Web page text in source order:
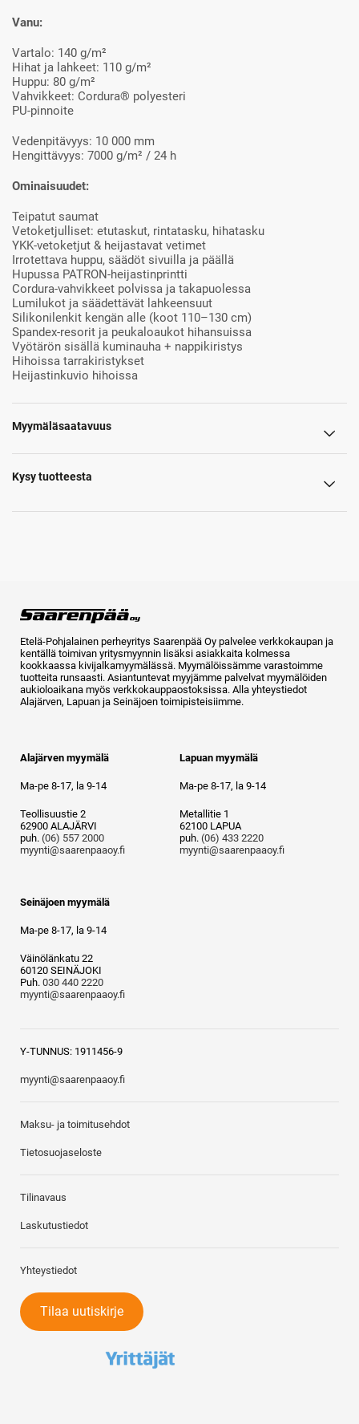
Vanu:
Vartalo: 140 g/m²
Hihat ja lahkeet: 110 g/m²
Huppu: 80 g/m²
Vahvikkeet: Cordura® polyesteri
PU-pinnoite
Vedenpitävyys: 10 000 mm
Hengittävyys: 7000 g/m² / 24 h
Ominaisuudet:
Teipatut saumat
Vetoketjulliset: etutaskut, rintatasku, hihatasku
YKK-vetoketjut & heijastavat vetimet
Irrotettava huppu, säädöt sivuilla ja päällä
Hupussa PATRON-heijastinprintti
Cordura-vahvikkeet polvissa ja takapuolessa
Lumilukot ja säädettävät lahkeensuut
Silikonilenkit kengän alle (koot 110–130 cm)
Spandex-resorit ja peukaloaukot hihansuissa
Vyötärön sisällä kuminauha + nappikiristys
Hihoissa tarrakiristykset
Heijastinkuvio hihoissa
Myymäläsaatavuus
Kysy tuotteesta
Etelä-Pohjalainen perheyritys Saarenpää Oy palvelee verkkokaupan ja
kentällä toimivan yritysmyynnin lisäksi asiakkaita kolmessa
kookkaassa kivijalkamyymälässä. Myymälöissämme varastoimme
tuotteita runsaasti. Asiantuntevat myyjämme palvelvat myymälöiden
aukioloaikana myös verkkokauppaostoksissa. Alla yhteystiedot
Alajärven, Lapuan ja Seinäjoen toimipisteisiimme.
Alajärven myymälä
Ma-pe 8-17, la 9-14
Teollisuustie 2
62900 ALAJÄRVI
puh. (06) 557 2000
myynti@saarenpaaoy.fi
Lapuan myymälä
Ma-pe 8-17, la 9-14
Metallitie 1
62100 LAPUA
puh. (06) 433 2220
myynti@saarenpaaoy.fi
Seinäjoen myymälä
Ma-pe 8-17, la 9-14
Väinölänkatu 22
60120 SEINÄJOKI
Puh. 030 440 2220
myynti@saarenpaaoy.fi
Y-TUNNUS: 1911456-9
myynti@saarenpaaoy.fi
Maksu- ja toimitusehdot
Tietosuojaseloste
Tilinavaus
Laskutustiedot
Yhteystiedot
Tilaa uutiskirje